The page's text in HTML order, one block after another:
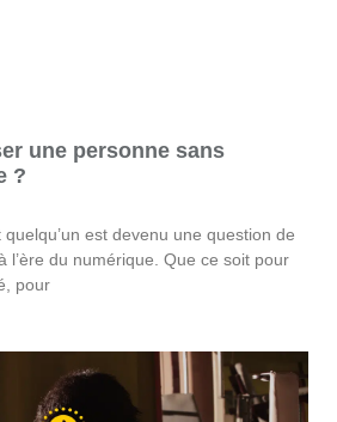
une personne sans
?
est devenu une question de
l’ère du numérique. Que ce soit pour
pour